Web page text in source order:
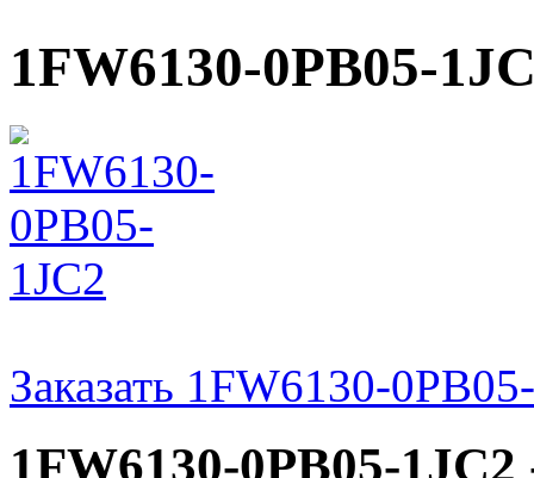
1FW6130-0PB05-
Заказать 1FW6130-
1FW6130-0PB05-